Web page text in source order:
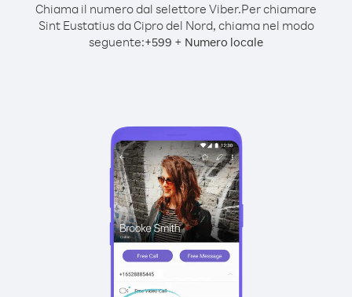
Chiama il numero dal selettore Viber.Per chiamare
Sint Eustatius da Cipro del Nord, chiama nel modo
seguente:+599 + Numero locale